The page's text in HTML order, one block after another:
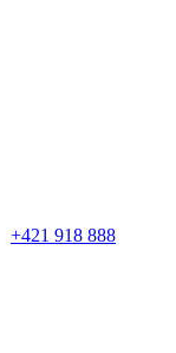
+421 918 888